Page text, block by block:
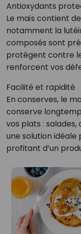
Antioxydants
Le maïs contient
notamment la
composés sont
protègent contre
renforcent vos
Facilité et rapidité
En conserves, le
conserve
vos plats : salades,
une solution
profitant d’un